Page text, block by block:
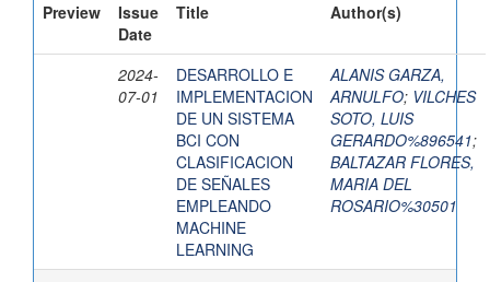
Preview
Issue
Date
Title Author(s)
2024-
07-01
DESARROLLO E
IMPLEMENTACION
DE UN SISTEMA
BCI CON
CLASIFICACION
DE SEÑALES
EMPLEANDO
MACHINE
LEARNING
ALANIS GARZA,
ARNULFO; VILCHES
SOTO, LUIS
GERARDO%896541;
BALTAZAR FLORES,
MARIA DEL
ROSARIO%30501